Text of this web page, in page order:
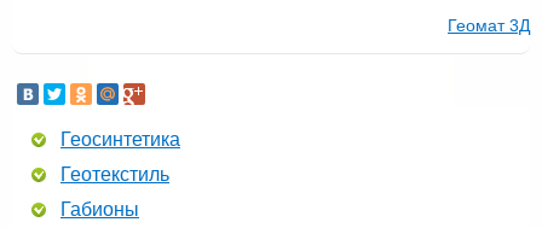
Геомат 3Д
Геосинтетика
Геотекстиль
Габионы